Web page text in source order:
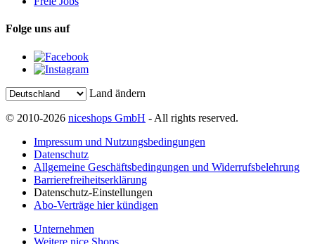
Folge uns auf
Land ändern
© 2010-2026 niceshops GmbH - All rights reserved.
Impressum und Nutzungsbedingungen
Datenschutz
Allgemeine Geschäftsbedingungen und Widerrufsbelehrung
Barrierefreiheitserklärung
Datenschutz-Einstellungen
Abo-Verträge hier kündigen
Unternehmen
Weitere nice Shops